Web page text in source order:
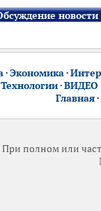
новости
·Экономика·
Технологии·ВИДЕО
Главная·
При полном или